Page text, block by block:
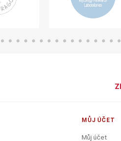
MŮJ ÚČET
Můj účet